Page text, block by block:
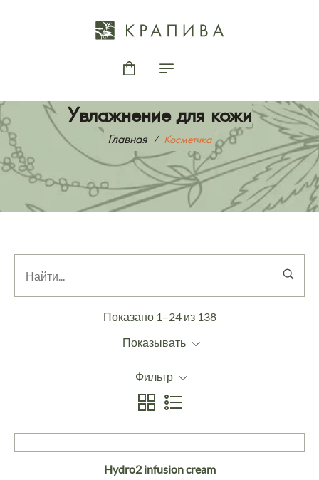
Увлажнение для кожи
Главная Косметика
Показано 1–24 из 138
Показывать
Фильтр
Hydro2 infusion cream